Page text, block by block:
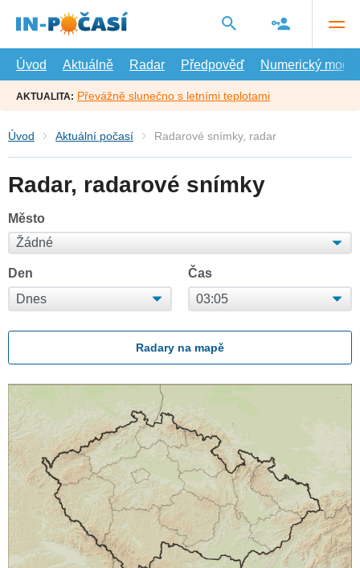
hlavní
Úvod
Aktuálně Radar Předpověď Numerický model
AKTUALITA: Převážně slunečno s letními teplotami
Úvod Aktuální počasí Radarové snímky, radar
Radar, radarové snímky
Město
Den Čas
Radary na mapě